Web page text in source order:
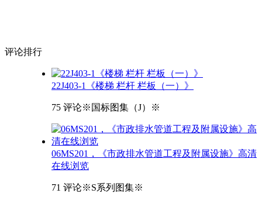
评论排行
22J403-1《楼梯 栏杆 栏板（一）》
75 评论※国标图集（J）※
06MS201，《市政排水管道工程及附属设施》高清
在线浏览
71 评论※S系列图集※